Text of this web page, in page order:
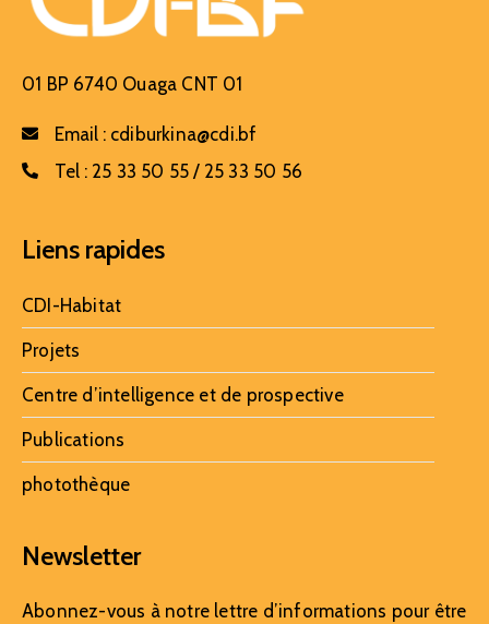
01 BP 6740 Ouaga CNT 01
Email : cdiburkina@cdi.bf
Tel : 25 33 50 55 / 25 33 50 56
Liens rapides
CDI-Habitat
Projets
Centre d’intelligence et de prospective
Publications
photothèque
Newsletter
Abonnez-vous à notre lettre d’informations pour être